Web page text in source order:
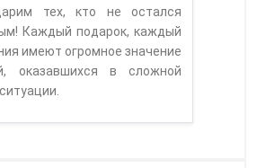
тех, кто не остался
Каждый подарок, каждый
имеют огромное значение
оказавшихся в сложной